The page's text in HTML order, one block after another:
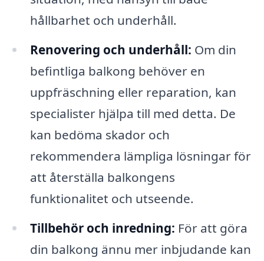
hållbarhet och underhåll.
Renovering och underhåll: Om din
befintliga balkong behöver en
uppfräschning eller reparation, kan
specialister hjälpa till med detta. De
kan bedöma skador och
rekommendera lämpliga lösningar för
att återställa balkongens
funktionalitet och utseende.
Tillbehör och inredning: För att göra
din balkong ännu mer inbjudande kan